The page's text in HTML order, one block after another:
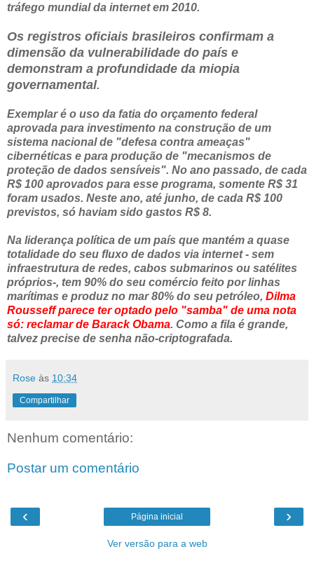
tráfego mundial da internet em 2010.
Os registros oficiais brasileiros confirmam a
dimensão da vulnerabilidade do país e
demonstram a profundidade da miopia
governamental.
Exemplar é o uso da fatia do orçamento federal
aprovada para investimento na construção de um
sistema nacional de "defesa contra ameaças"
cibernéticas e para produção de "mecanismos de
proteção de dados sensíveis". No ano passado, de cada
R$ 100 aprovados para esse programa, somente R$ 31
foram usados. Neste ano, até junho, de cada R$ 100
previstos, só haviam sido gastos R$ 8.
Na liderança política de um país que mantém a quase
totalidade do seu fluxo de dados via internet - sem
infraestrutura de redes, cabos submarinos ou satélites
próprios-, tem 90% do seu comércio feito por linhas
marítimas e produz no mar 80% do seu petróleo, Dilma
Rousseff parece ter optado pelo "samba" de uma nota
só: reclamar de Barack Obama. Como a fila é grande,
talvez precise de senha não-criptografada.
Rose às 10:34
Compartilhar
Nenhum comentário:
Postar um comentário
‹ ›
Página inicial
Ver versão para a web